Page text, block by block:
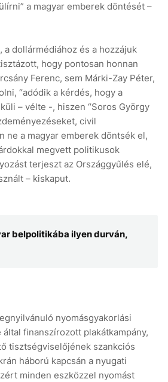
a magyar emberek döntését –
dollármédiához és a hozzájuk
hogy pontosan honnan
Ferenc, sem Márki-Zay Péter,
“adódik a kérdés, hogy a
– vélte -, hiszen “Soros György
civil
ne a magyar emberek döntsék el,
megvett politikusok
terjeszt az Országgyűlés elé,
– kiskaput.
belpolitikába ilyen durván,
nyomásgyakorlási
finanszírozott plakátkampány,
tisztségviselőjének szankciós
háború kapcsán a nyugati
minden eszközzel nyomást